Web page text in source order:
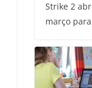
Strike 2
março